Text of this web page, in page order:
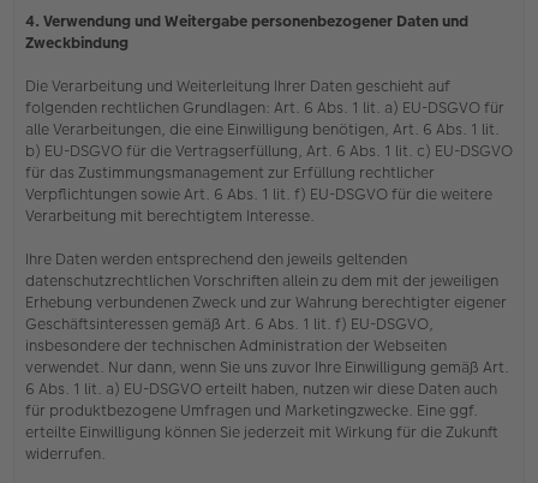
4. Verwendung und Weitergabe personenbezogener Daten und
Zweckbindung
Die Verarbeitung und Weiterleitung Ihrer Daten geschieht auf
folgenden rechtlichen Grundlagen: Art. 6 Abs. 1 lit. a) EU-DSGVO für
alle Verarbeitungen, die eine Einwilligung benötigen, Art. 6 Abs. 1 lit.
b) EU-DSGVO für die Vertragserfüllung, Art. 6 Abs. 1 lit. c) EU-DSGVO
für das Zustimmungsmanagement zur Erfüllung rechtlicher
Verpflichtungen sowie Art. 6 Abs. 1 lit. f) EU-DSGVO für die weitere
Verarbeitung mit berechtigtem Interesse.
Ihre Daten werden entsprechend den jeweils geltenden
datenschutzrechtlichen Vorschriften allein zu dem mit der jeweiligen
Erhebung verbundenen Zweck und zur Wahrung berechtigter eigener
Geschäftsinteressen gemäß Art. 6 Abs. 1 lit. f) EU-DSGVO,
insbesondere der technischen Administration der Webseiten
verwendet. Nur dann, wenn Sie uns zuvor Ihre Einwilligung gemäß Art.
6 Abs. 1 lit. a) EU-DSGVO erteilt haben, nutzen wir diese Daten auch
für produktbezogene Umfragen und Marketingzwecke. Eine ggf.
erteilte Einwilligung können Sie jederzeit mit Wirkung für die Zukunft
widerrufen.